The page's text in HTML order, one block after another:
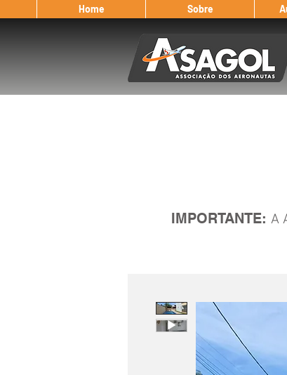
Home Sobre
IMPORTANTE: A